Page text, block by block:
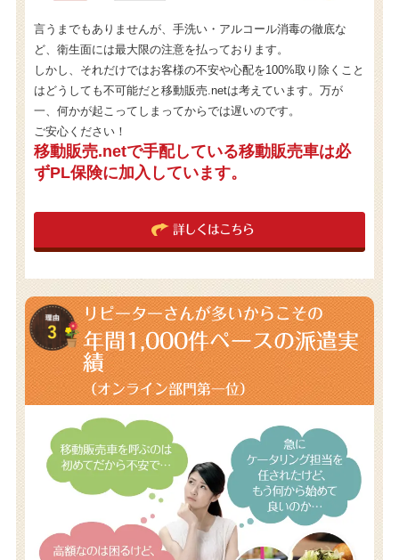
言うまでもありませんが、手洗い・アルコール消毒の徹底な
ど、衛生面には最大限の注意を払っております。
しかし、それだけではお客様の不安や心配を100%取り除くこと
はどうしても不可能だと移動販売.netは考えています。万が
一、何かが起こってしまってからでは遅いのです。
ご安心ください！
移動販売.netで手配している移動販売車は必
ずPL保険に加入しています。
詳しくはこちら
リピーターさんが多いからこその
年間1,000件ペースの派遣実
績
（オンライン部門第一位）